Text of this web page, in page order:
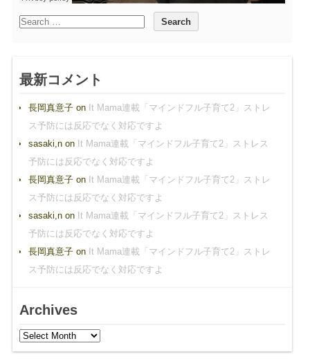
最新コメント
長岡真意子on It Mama連載「マインドフル子育て2」ストレ
ス予防には反応でなく対応ですよ
sasaki,non It Mama連載「マインドフル子育て2」ストレス
予防には反応でなく対応ですよ
長岡真意子on It Mama連載「マインドフル子育て2」ストレ
ス予防には反応でなく対応ですよ
sasaki,non It Mama連載「マインドフル子育て2」ストレス
予防には反応でなく対応ですよ
長岡真意子on It Mama連載「マインドフル子育て2」ストレ
ス予防には反応でなく対応ですよ
Archives